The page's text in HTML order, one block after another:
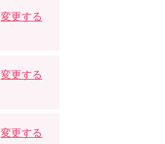
変更する
変更する
変更する